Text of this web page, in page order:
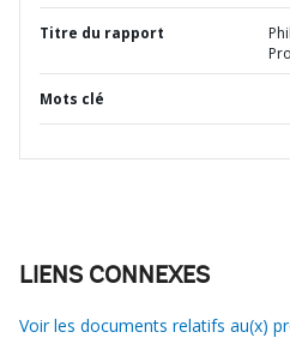
Titre du rapport
Mots clé
LIENS CONNEXES
Voir les documents relatifs au(x)